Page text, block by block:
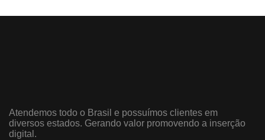
Atendemos todo o Brasil e possuímos clientes em
diversos estados. Gerando valor promovendo a inserção
digital.